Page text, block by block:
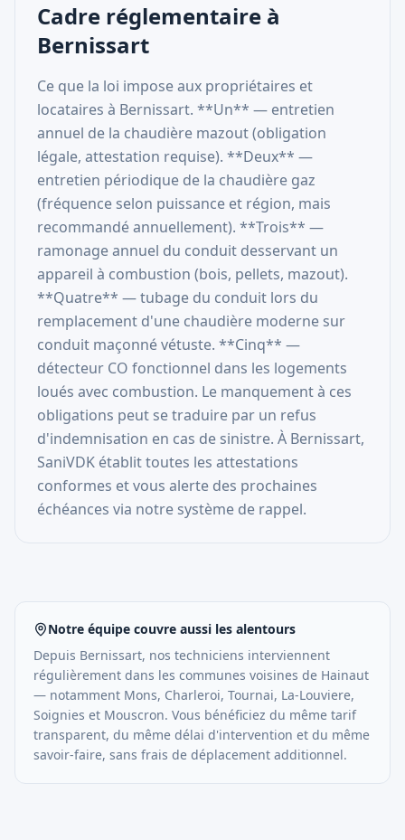
Cadre réglementaire à
Bernissart
Ce que la loi impose aux propriétaires et
locataires à Bernissart. **Un** — entretien
annuel de la chaudière mazout (obligation
légale, attestation requise). **Deux** —
entretien périodique de la chaudière gaz
(fréquence selon puissance et région, mais
recommandé annuellement). **Trois** —
ramonage annuel du conduit desservant un
appareil à combustion (bois, pellets, mazout).
**Quatre** — tubage du conduit lors du
remplacement d'une chaudière moderne sur
conduit maçonné vétuste. **Cinq** —
détecteur CO fonctionnel dans les logements
loués avec combustion. Le manquement à ces
obligations peut se traduire par un refus
d'indemnisation en cas de sinistre. À Bernissart,
SaniVDK établit toutes les attestations
conformes et vous alerte des prochaines
échéances via notre système de rappel.
Notre équipe couvre aussi les alentours
Depuis Bernissart, nos techniciens interviennent
régulièrement dans les communes voisines de Hainaut
— notamment Mons, Charleroi, Tournai, La-Louviere,
Soignies et Mouscron. Vous bénéficiez du même tarif
transparent, du même délai d'intervention et du même
savoir-faire, sans frais de déplacement additionnel.